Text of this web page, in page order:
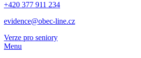
+420 377 911 234
evidence@obec-line.cz
Verze pro seniory
Menu